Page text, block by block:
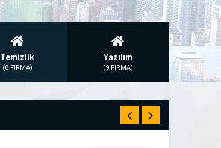
Temizlik
(8 FİRMA)
Yazılım
(9 FİRMA)